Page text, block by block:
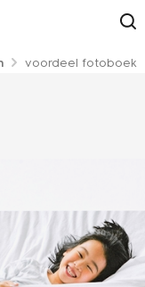
voordeel fotoboek